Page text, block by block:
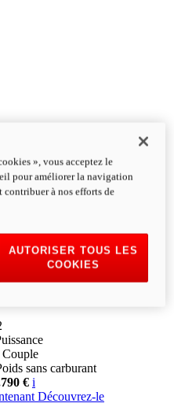
Couple
sans carburant
€ i
Découvrez-le
», vous acceptez le
pour améliorer la navigation
à nos efforts de
AUTORISER TOUS LES
COOKIES